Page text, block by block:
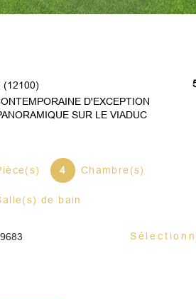
(12100)
D'EXCEPTION
SUR LE VIADUC
4 Chambre(s)
de bain